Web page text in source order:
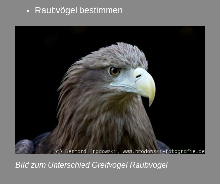
Raubvögel bestimmen
Bild zum Unterschied Greifvogel Raubvogel